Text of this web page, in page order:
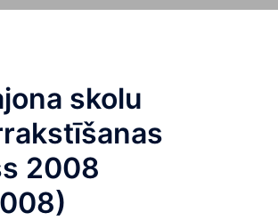
skolu
2008